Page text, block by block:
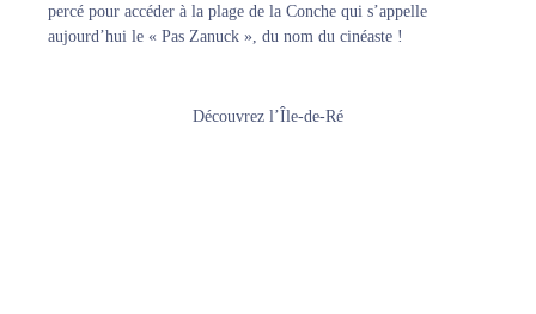
percé pour accéder à la plage de la Conche qui s’appelle
aujourd’hui le « Pas Zanuck », du nom du cinéaste !
Découvrez l’Île-de-Ré